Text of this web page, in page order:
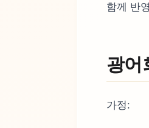
함께 반
광어
가정: